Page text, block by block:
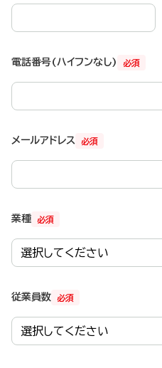
必須
電話番号(ハイフンなし)
必須
メールアドレス
必須
業種
必須
従業員数